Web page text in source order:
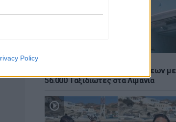
Policy
Αύγουστος: Ρεκόρ Αναχωρήσεων με
56.000 Ταξιδιώτες στα Λιμάνια